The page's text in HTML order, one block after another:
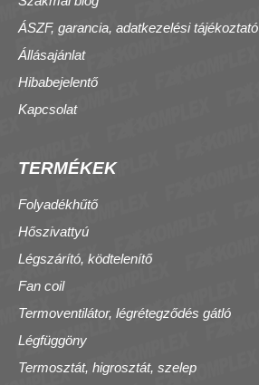
ÁSZF, garancia, adatkezelési tájékoztató
Állásajánlat
Hibabejelentő
Kapcsolat
TERMÉKEK
Folyadékhűtő
Hőszivattyú
Légszárító, ködtelenítő
Fan coil
Termoventilátor, légrétegződés gátló
Légfüggöny
Termosztát, higrosztát, szelep